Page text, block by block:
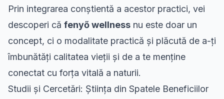
Prin integrarea conștientă a acestor practici, vei
descoperi că fenyő wellness nu este doar un
concept, ci o modalitate practică și plăcută de a-ți
îmbunătăți calitatea vieții și de a te menține
conectat cu forța vitală a naturii.
Studii și Cercetări: Știința din Spatele Beneficiilor